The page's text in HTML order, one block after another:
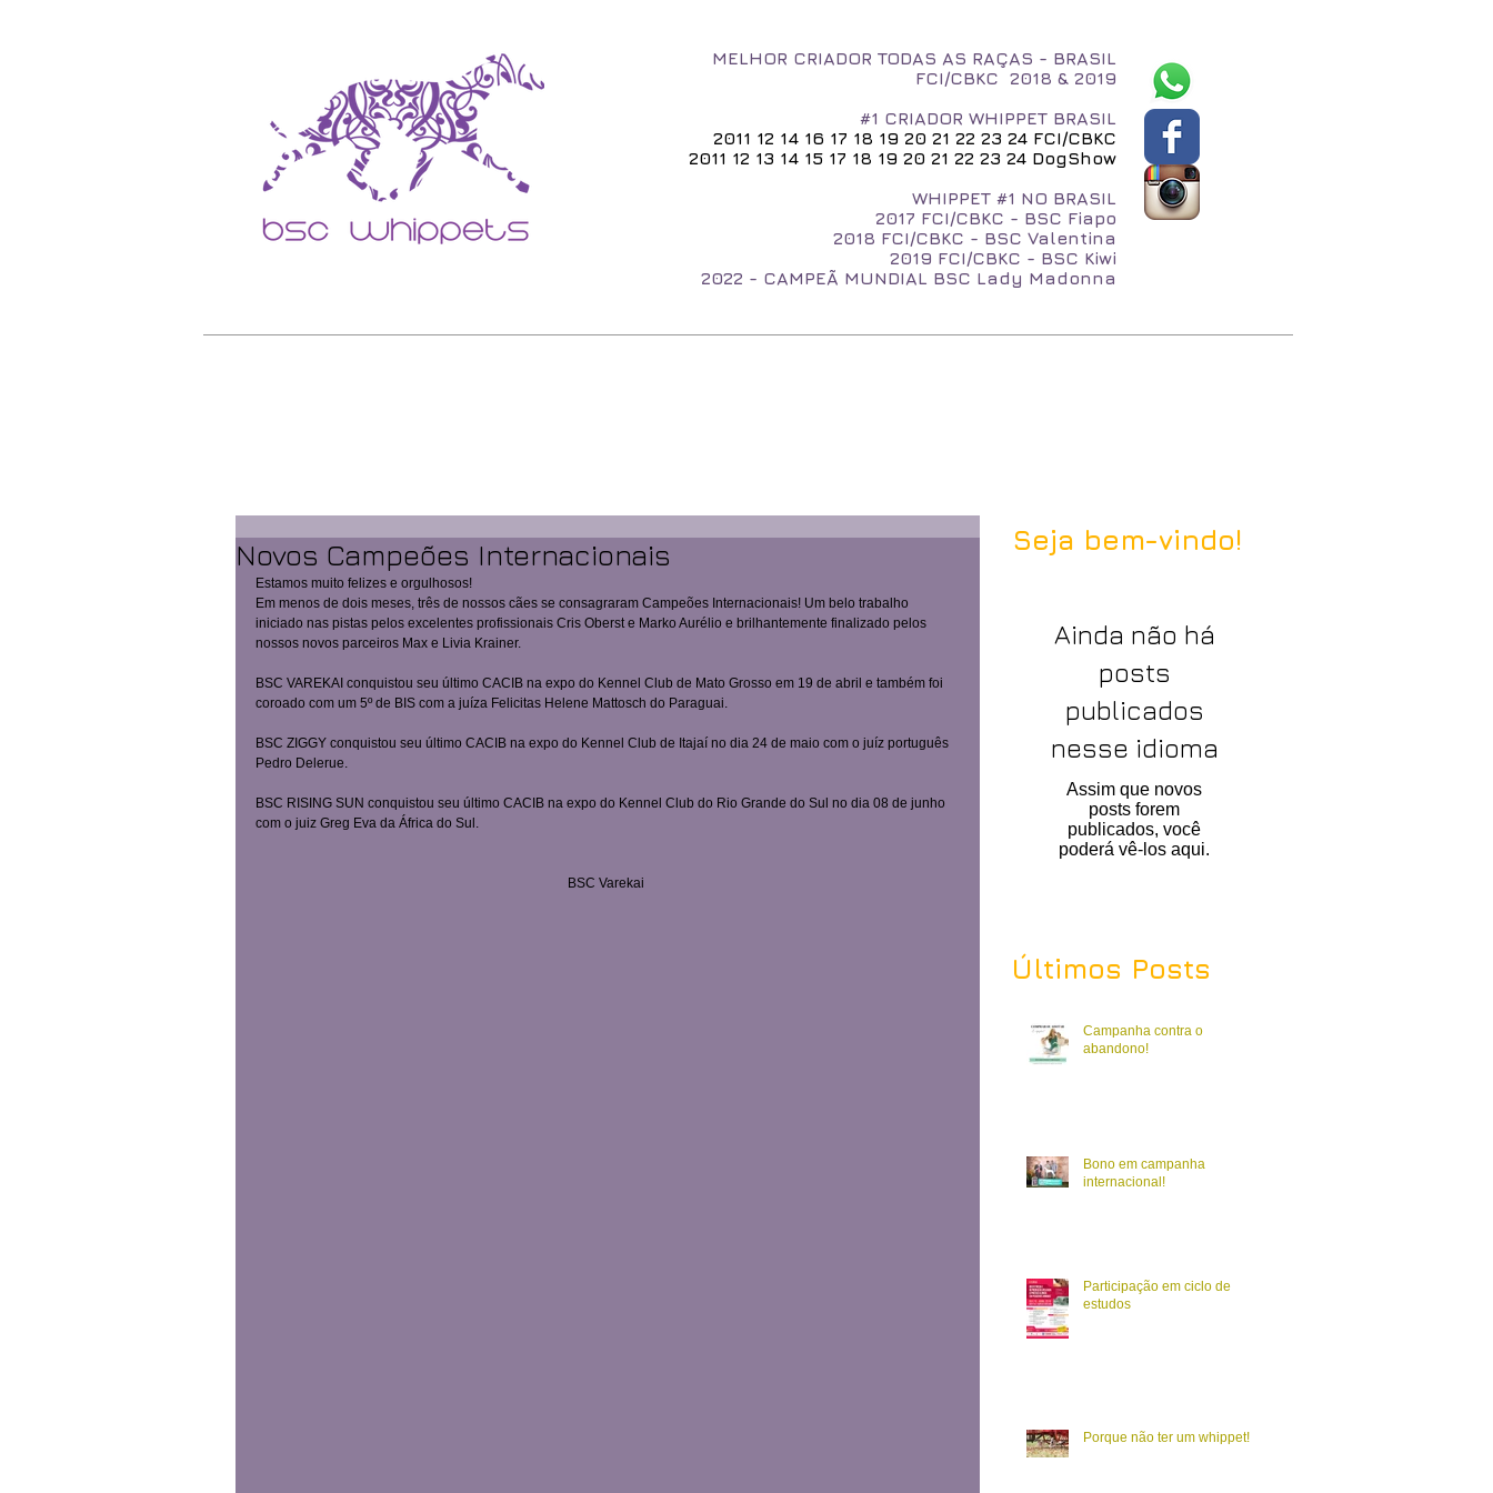
MELHOR CRIADOR TODAS AS RAÇAS - BRASIL
FCI/CBKC 2018 & 2019
#1 CRIADOR WHIPPET BRASIL
2011 12 14 16 17 18 19 20 21 22 23 24 FCI/CBKC
2011 12 13 14 15 17 18 19 20 21 22 23 24 DogShow
WHIPPET #1 NO BRASIL
2017 FCI/CBKC - BSC Fiapo
2018 FCI/CBKC - BSC Valentina
2019 FCI/CBKC - BSC Kiwi
2022 - CAMPEÃ MUNDIAL BSC Lady Madonna
Novos Campeões Internacionais
Estamos muito felizes e orgulhosos!
Em menos de dois meses, três de nossos cães se consagraram Campeões Internacionais! Um belo trabalho
iniciado nas pistas pelos excelentes profissionais Cris Oberst e Marko Aurélio e brilhantemente finalizado pelos
nossos novos parceiros Max e Livia Krainer.
BSC VAREKAI conquistou seu último CACIB na expo do Kennel Club de Mato Grosso em 19 de abril e também foi
coroado com um 5º de BIS com a juíza Felicitas Helene Mattosch do Paraguai.
BSC ZIGGY conquistou seu último CACIB na expo do Kennel Club de Itajaí no dia 24 de maio com o juíz português
Pedro Delerue.
BSC RISING SUN conquistou seu último CACIB na expo do Kennel Club do Rio Grande do Sul no dia 08 de junho
com o juiz Greg Eva da África do Sul.
BSC Varekai
Seja bem-vindo!
Ainda não há
posts
publicados
nesse idioma
Assim que novos
posts forem
publicados, você
poderá vê-los aqui.
Últimos Posts
Campanha contra o
abandono!
Bono em campanha
internacional!
Participação em ciclo de
estudos
Porque não ter um whippet!